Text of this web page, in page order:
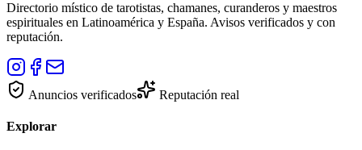
Directorio místico de tarotistas, chamanes, curanderos y maestros
espirituales en Latinoamérica y España. Avisos verificados y con
reputación.
Anuncios verificados Reputación real
Explorar